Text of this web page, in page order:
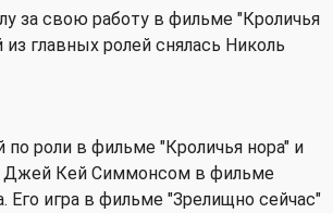
за свою работу в фильме "Кроличья
из главных ролей снялась Николь
по роли в фильме "Кроличья нора" и
Джей Кей Симмонсом в фильме
Его игра в фильме "Зрелищно сейчас"